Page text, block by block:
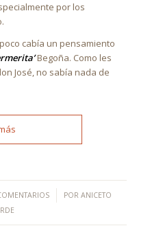
por los
cabía un pensamiento
Begoña. Como les
José, no sabía nada de
/ POR ANICETO